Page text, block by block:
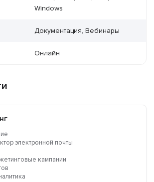
Windows
Документация, Вебинары
Онлайн
электронной почты
кампании